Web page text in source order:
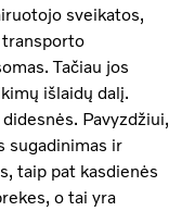
sveikatos,
Tačiau jos
išlaidų dalį.
Pavyzdžiui,
sugadinimas ir
taip pat kasdienės
o tai yra